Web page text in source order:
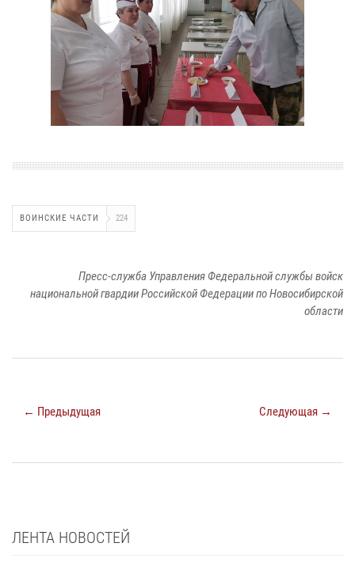
ВОИНСКИЕ ЧАСТИ 224
Пресс-служба Управления Федеральной службы войск
национальной гвардии Российской Федерации по Новосибирской
области
← Предыдущая Следующая →
ЛЕНТА НОВОСТЕЙ